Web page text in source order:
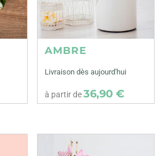
AMBRE
Livraison dès aujourd'hui
à partir de36,90 €